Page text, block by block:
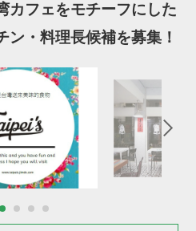
カフェをモチーフにした
ン・料理長候補を募集！
2 3 4 5